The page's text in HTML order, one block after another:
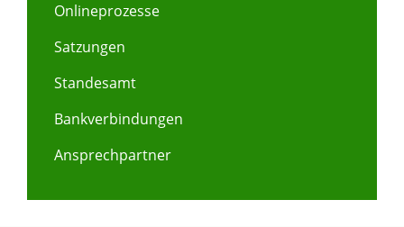
Onlineprozesse
Satzungen
Standesamt
Bankverbindungen
Ansprechpartner